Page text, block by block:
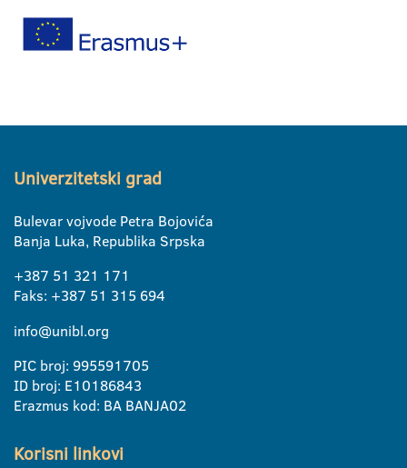
Univerzitetski grad
Bulevar vojvode Petra Bojovića
Banja Luka, Republika Srpska
+387 51 321 171
Faks: +387 51 315 694
info@unibl.org
PIC broj: 995591705
ID broj: E10186843
Erazmus kod: BA BANJA02
Korisni linkovi